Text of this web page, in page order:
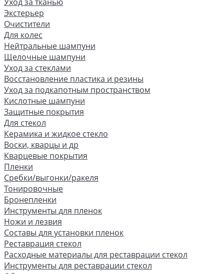
Экстерьер
Очистители
Для колес
Нейтральные шампуни
Щелочные шампуни
Уход за стеклами
Восстановление пластика и резины
Уход за подкапотным пространством
Кислотные шампуни
Защитные покрытия
Для стекол
Керамика и жидкое стекло
Воски, кварцы и др
Кварцевые покрытия
Пленки
Сребки/выгонки/ракеля
Тонировочные
Бронепленки
Инструменты для пленок
Ножи и лезвия
Составы для установки пленок
Реставрация стекол
Расходные материалы для реставрации стекол
Инструменты для реставрации стекол